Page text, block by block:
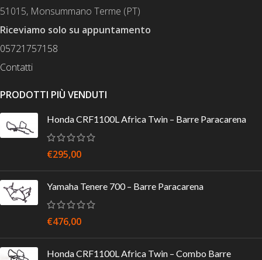
51015, Monsummano Terme (PT)
Riceviamo solo su appuntamento
05721757158
Contatti
PRODOTTI PIÙ VENDUTI
Honda CRF1100L Africa Twin – Barre Paracarena
€295,00
Yamaha Tenere 700 – Barre Paracarena
€476,00
Honda CRF1100L Africa Twin – Combo Barre